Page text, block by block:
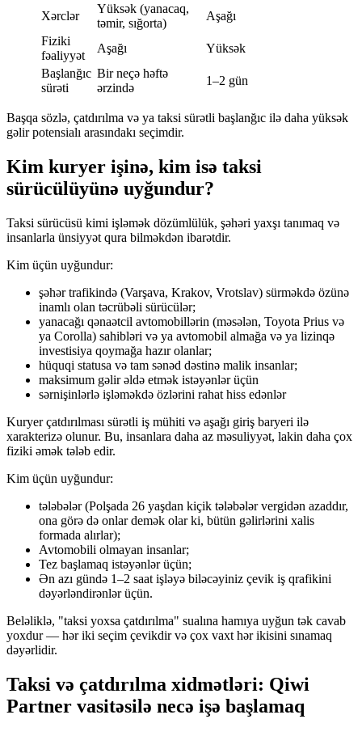
Xərclər
Yüksək (yanacaq,
təmir, sığorta)
Aşağı
Fiziki
fəaliyyət
Aşağı
Yüksək
Başlanğıc
sürəti
Bir neçə həftə
ərzində
1–2 gün
Başqa sözlə, çatdırılma və ya taksi sürətli başlanğıc ilə daha yüksək
gəlir potensialı arasındakı seçimdir.
Kim kuryer işinə, kim isə taksi
sürücülüyünə uyğundur?
Taksi sürücüsü kimi işləmək dözümlülük, şəhəri yaxşı tanımaq və
insanlarla ünsiyyət qura bilməkdən ibarətdir.
Kim üçün uyğundur:
şəhər trafikində (Varşava, Krakov, Vrotslav) sürməkdə özünə
inamlı olan təcrübəli sürücülər;
yanacağı qənaətcil avtomobillərin (məsələn, Toyota Prius və
ya Corolla) sahibləri və ya avtomobil almağa və ya lizinqə
investisiya qoymağa hazır olanlar;
hüquqi statusa və tam sənəd dəstinə malik insanlar;
maksimum gəlir əldə etmək istəyənlər üçün
sərnişinlərlə işləməkdə özlərini rahat hiss edənlər
Kuryer çatdırılması sürətli iş mühiti və aşağı giriş baryeri ilə
xarakterizə olunur. Bu, insanlara daha az məsuliyyət, lakin daha çox
fiziki əmək tələb edir.
Kim üçün uyğundur:
tələbələr (Polşada 26 yaşdan kiçik tələbələr vergidən azaddır,
ona görə də onlar demək olar ki, bütün gəlirlərini xalis
formada alırlar);
Avtomobili olmayan insanlar;
Tez başlamaq istəyənlər üçün;
Ən azı gündə 1–2 saat işləyə biləcəyiniz çevik iş qrafikini
dəyərləndirənlər üçün.
Beləliklə, "taksi yoxsa çatdırılma" sualına hamıya uyğun tək cavab
yoxdur — hər iki seçim çevikdir və çox vaxt hər ikisini sınamaq
dəyərlidir.
Taksi və çatdırılma xidmətləri: Qiwi
Partner vasitəsilə necə işə başlamaq